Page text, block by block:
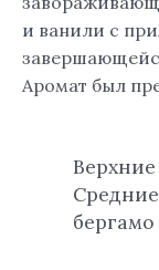
и ванили с
Аромат был
бергамо